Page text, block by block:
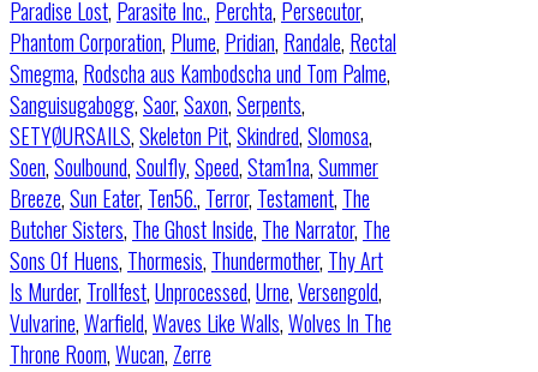
Paradise Lost, Parasite Inc., Perchta, Persecutor,
Phantom Corporation, Plume, Pridian, Randale, Rectal
Smegma, Rodscha aus Kambodscha und Tom Palme,
Sanguisugabogg,Saor,Saxon,Serpents,
SETYØURSAILS,Skeleton Pit,Skindred,Slomosa,
Soen,Soulbound,Soulfly,Speed,Stam1na,Summer
Breeze,Sun Eater, Ten56., Terror, Testament, The
Butcher Sisters, The Ghost Inside, The Narrator, The
Sons Of Huens, Thormesis, Thundermother, Thy Art
Is Murder, Trollfest,Unprocessed,Urne,Versengold,
Vulvarine,Warfield,Waves Like Walls,Wolves In The
Throne Room,Wucan, Zerre